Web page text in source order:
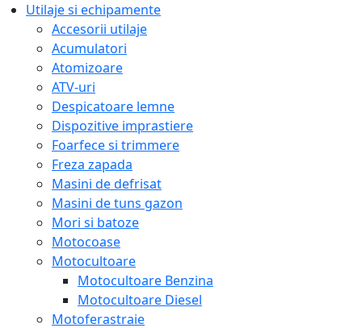
Utilaje si echipamente
Accesorii utilaje
Acumulatori
Atomizoare
ATV-uri
Despicatoare lemne
Dispozitive imprastiere
Foarfece si trimmere
Freza zapada
Masini de defrisat
Masini de tuns gazon
Mori si batoze
Motocoase
Motocultoare
Motocultoare Benzina
Motocultoare Diesel
Motoferastraie